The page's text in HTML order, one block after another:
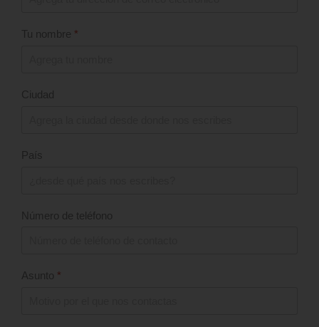
Tu nombre *
Ciudad
País
Número de teléfono
Asunto *